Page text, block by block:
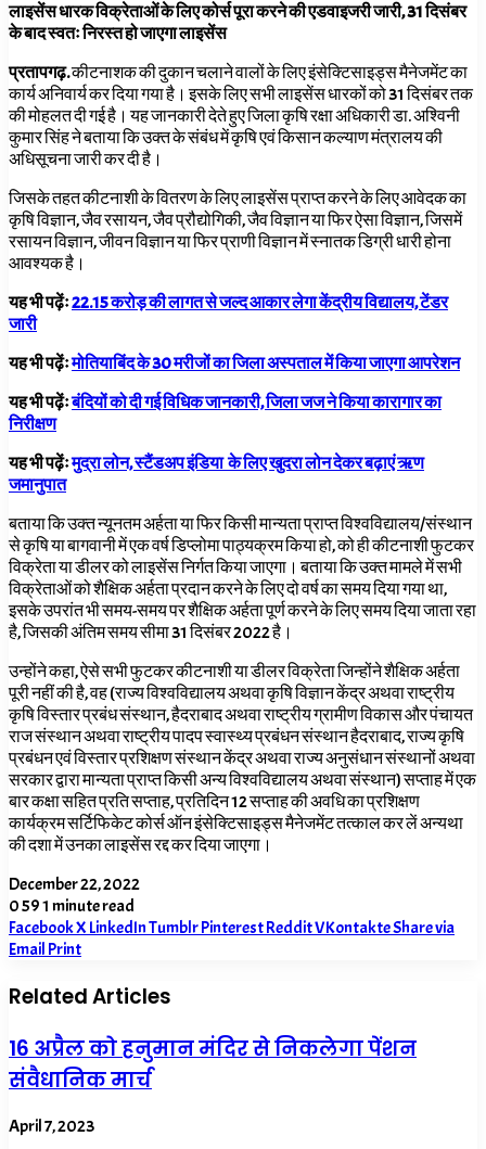
लाइसेंस धारक विक्रेताओं के लिए कोर्स पूरा करने की एडवाइजरी जारी, 31 दिसंबर
के बाद स्वतः निरस्त हो जाएगा लाइसेंस
प्रतापगढ़.कीटनाशक की दुकान चलाने वालों के लिए इंसेक्टिसाइड्स मैनेजमेंट का
कार्य अनिवार्य कर दिया गया है। इसके लिए सभी लाइसेंस धारकों को 31 दिसंबर तक
की मोहलत दी गई है। यह जानकारी देते हुए जिला कृषि रक्षा अधिकारी डा. अश्विनी
कुमार सिंह ने बताया कि उक्त के संबंध में कृषि एवं किसान कल्याण मंत्रालय की
अधिसूचना जारी कर दी है।
जिसके तहत कीटनाशी के वितरण के लिए लाइसेंस प्राप्त करने के लिए आवेदक का
कृषि विज्ञान, जैव रसायन, जैव प्रौद्योगिकी, जैव विज्ञान या फिर ऐसा विज्ञान, जिसमें
रसायन विज्ञान, जीवन विज्ञान या फिर प्राणी विज्ञान में स्नातक डिग्री धारी होना
आवश्यक है।
यह भी पढ़ेंः22.15 करोड़ की लागत से जल्द आकार लेगा केंद्रीय विद्यालय, टेंडर
जारी
यह भी पढ़ेंःमोतियाबिंद के 30 मरीजों का जिला अस्पताल में किया जाएगा आपरेशन
यह भी पढ़ेंःबंदियों को दी गई विधिक जानकारी, जिला जज ने किया कारागार का
निरीक्षण
यह भी पढ़ेंःमुद्रा लोन, स्टैंडअप इंडिया के लिए खुदरा लोन देकर बढ़ाएं ऋण
जमानुपात
बताया कि उक्त न्यूनतम अर्हता या फिर किसी मान्यता प्राप्त विश्वविद्यालय/संस्थान
से कृषि या बागवानी में एक वर्ष डिप्लोमा पाठ्यक्रम किया हो, को ही कीटनाशी फुटकर
विक्रेता या डीलर को लाइसेंस निर्गत किया जाएगा। बताया कि उक्त मामले में सभी
विक्रेताओं को शैक्षिक अर्हता प्रदान करने के लिए दो वर्ष का समय दिया गया था,
इसके उपरांत भी समय-समय पर शैक्षिक अर्हता पूर्ण करने के लिए समय दिया जाता रहा
है, जिसकी अंतिम समय सीमा 31दिसंबर2022है।
उन्होंने कहा, ऐसे सभी फुटकर कीटनाशी या डीलर विक्रेता जिन्होंने शैक्षिक अर्हता
पूरी नहीं की है, वह (राज्य विश्वविद्यालय अथवा कृषि विज्ञान केंद्र अथवा राष्ट्रीय
कृषि विस्तार प्रबंध संस्थान,हैदराबाद अथवा राष्ट्रीय ग्रामीण विकास और पंचायत
राज संस्थान अथवा राष्ट्रीय पादप स्वास्थ्य प्रबंधन संस्थान हैदराबाद,राज्य कृषि
प्रबंधन एवं विस्तार प्रशिक्षण संस्थान केंद्र अथवा राज्य अनुसंधान संस्थानों अथवा
सरकार द्वारा मान्यता प्राप्त किसी अन्य विश्वविद्यालय अथवा संस्थान) सप्ताह में एक
बार कक्षा सहित प्रति सप्ताह, प्रतिदिन12सप्ताह की अवधि का प्रशिक्षण
कार्यक्रम सर्टिफिकेट कोर्स ऑन इंसेक्टिसाइड्स मैनेजमेंट तत्काल कर लें अन्यथा
की दशा में उनका लाइसेंस रद्द कर दिया जाएगा।
December 22, 2022
0591 minute read
FacebookXLinkedInTumblrPinterestRedditVKontakteShare via
Email Print
Related Articles
16 अप्रैल को हनुमान मंदिर से निकलेगा पेंशन
संवैधानिक मार्च
April 7, 2023